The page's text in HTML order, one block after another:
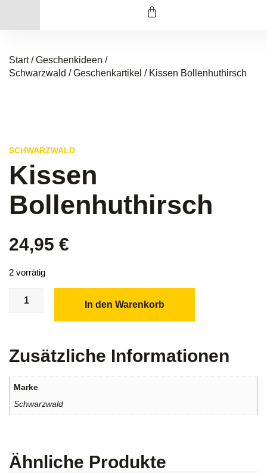
Start/Geschenkideen /
Schwarzwald /Geschenkartikel / Kissen Bollenhuthirsch
SCHWARZWALD
Kissen
Bollenhuthirsch
24,95 €
2 vorrätig
In den Warenkorb
Zusätzliche Informationen
Marke
Schwarzwald
Ähnliche Produkte